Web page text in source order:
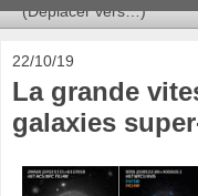
22/10/19
La grande
galaxies